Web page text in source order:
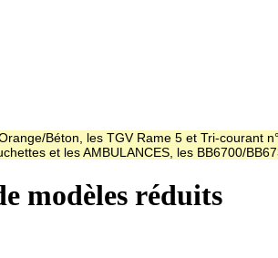
Béton, les TGV Rame 5 et Tri-courant
et les AMBULANCES, les BB6700/
modèles réduits